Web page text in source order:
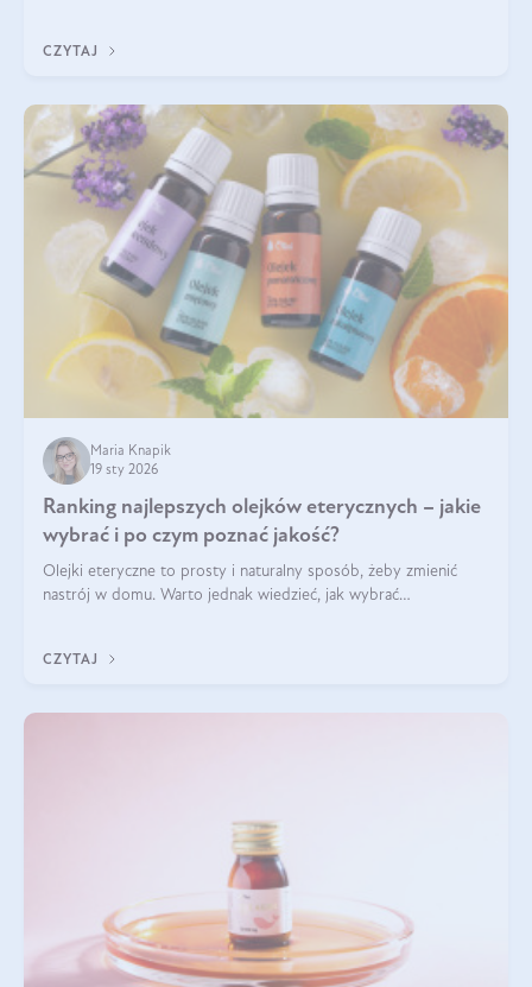
CZYTAJ
Maria Knapik
19 sty 2026
Ranking najlepszych olejków eterycznych – jakie
wybrać i po czym poznać jakość?
Olejki eteryczne to prosty i naturalny sposób, żeby zmienić
nastrój w domu. Warto jednak wiedzieć, jak wybrać
kryteria wyboru!
CZYTAJ